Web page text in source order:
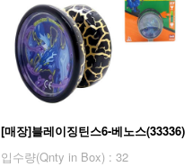
[매장]블레이징틴스6-베노스(33336)
입수량(Qnty in Box) : 32